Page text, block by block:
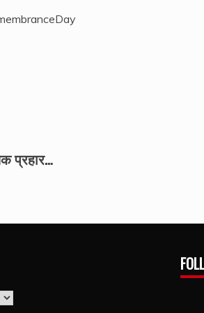
प्रहार…